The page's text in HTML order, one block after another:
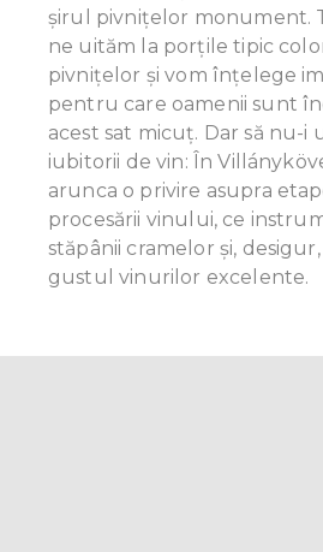
provided to them or that they’ve
of their services.
șirul pivnițelor monument.
ne uităm la porțile tipic
pivnițelor și vom înțelege
pentru care oamenii sunt
acest sat micuţ. Dar să nu-i
iubitorii de vin: În
arunca o privire asupra
procesării vinului, ce
stăpânii cramelor și,
gustul vinurilor excelente.